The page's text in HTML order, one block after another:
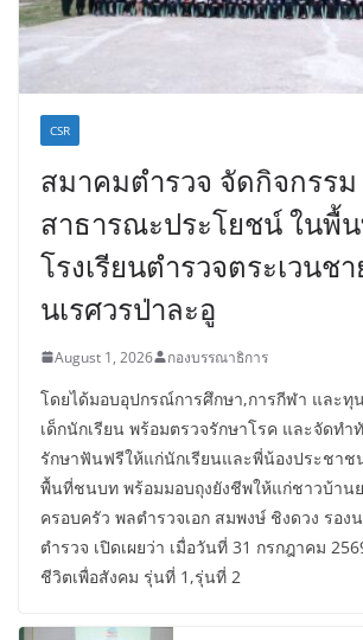
CSR
สมาคมตำรวจ จัดกิจกรรม
สาธารณะประโยชน์ ในพื้
โรงเรียนตำรวจตระเวนช
นเรศวรป่าละอู
August 1, 2026 กองบรรณาธิการ
โดยได้มอบอุปกรณ์การศึกษา,การกีฬา และทุ
เด็กนักเรียน พร้อมตรวจรักษาโรค และจัดทำ
รักษาฟันฟรีให้แก่นักเรียนและพี่น้องประชา
พื้นที่ชนบท พร้อมมอบถุงยังชีพให้แก่ชาวบ้าน
ครอบครัว พลตำรวจเอก สมพงษ์ ชิงดวง รอง
ตำรวจ เปิดเผยว่า เมื่อวันที่ 31 กรกฎาคม
ชีวิตเพื่อสังคม รุ่นที่ 1,รุ่นที่ 2